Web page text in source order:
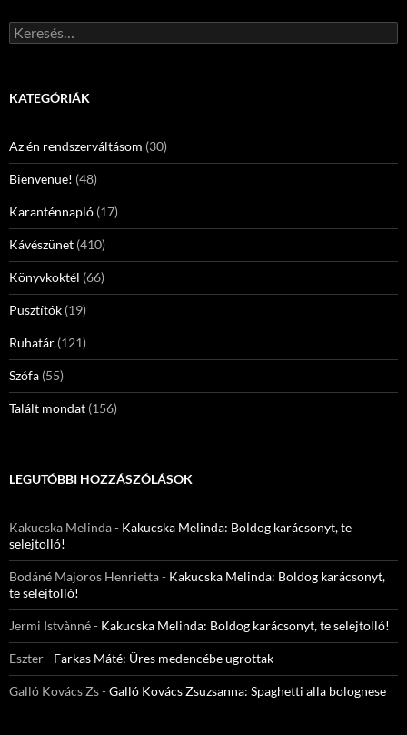
Keresés:
KATEGÓRIÁK
Az én rendszerváltásom (30)
Bienvenue! (48)
Karanténnapló (17)
Kávészünet (410)
Könyvkoktél (66)
Pusztítók (19)
Ruhatár (121)
Szófa (55)
Talált mondat (156)
LEGUTÓBBI HOZZÁSZÓLÁSOK
Kakucska Melinda- Kakucska Melinda: Boldog karácsonyt, te
selejtolló!
Bodáné Majoros Henrietta- Kakucska Melinda: Boldog karácsonyt,
te selejtolló!
Jermi Istvànné- Kakucska Melinda: Boldog karácsonyt, te selejtolló!
Eszter- Farkas Máté: Üres medencébe ugrottak
Galló Kovács Zs-Galló Kovács Zsuzsanna: Spaghetti alla bolognese